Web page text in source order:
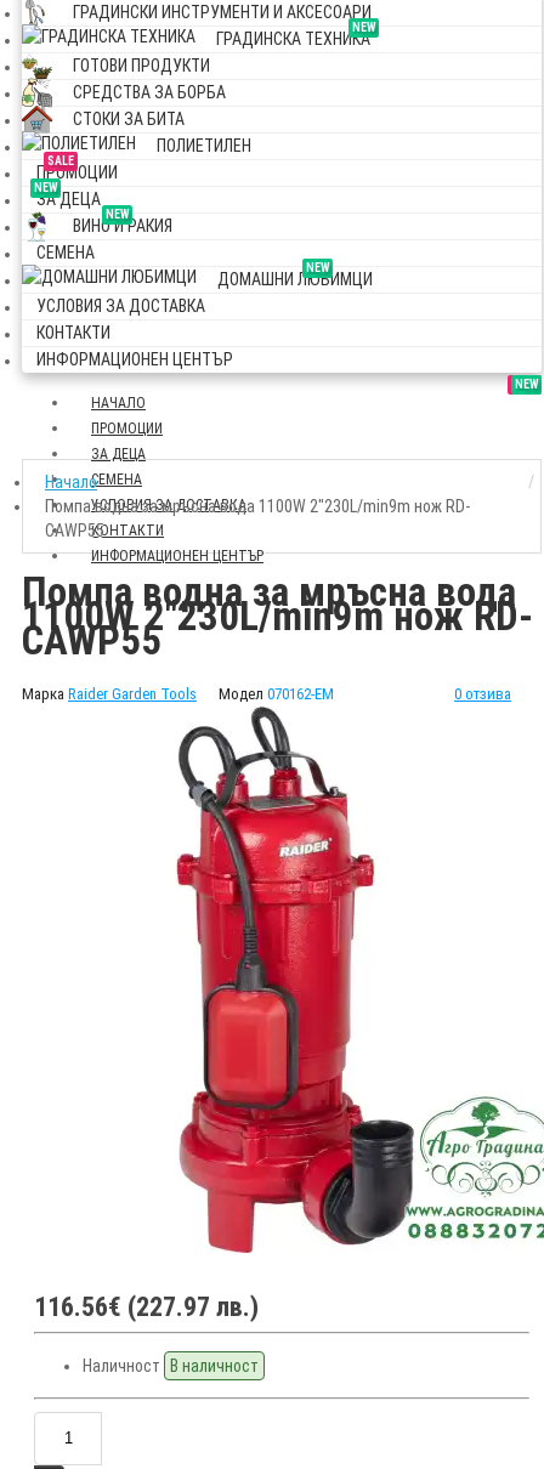
ГРАДИНСКИ ИНСТРУМЕНТИ И АКСЕСОАРИ
NEW
ГРАДИНСКА ТЕХНИКА
ГОТОВИ ПРОДУКТИ
СРЕДСТВА ЗА БОРБА
СТОКИ ЗА БИТА
ПОЛИЕТИЛЕН
SALE
ПРОМОЦИИ
NEW
ЗА ДЕЦА
NEW
ВИНО И РАКИЯ
СЕМЕНА
NEW
ДОМАШНИ ЛЮБИМЦИ
УСЛОВИЯ ЗА ДОСТАВКА
КОНТАКТИ
ИНФОРМАЦИОНЕН ЦЕНТЪР
НАЧАЛО
SALE
ПРОМОЦИИ
NEW
ЗА ДЕЦА
СЕМЕНА
УСЛОВИЯ ЗА ДОСТАВКА
КОНТАКТИ
ИНФОРМАЦИОНЕН ЦЕНТЪР
Начало
Помпа водна за мръсна вода 1100W 2"230L/min9m нож RD-
CAWP55
Помпа водна за мръсна вода
1100W 2"230L/min9m нож RD-
CAWP55
Марка Raider Garden Tools Модел 070162-EM 0 отзива
116.56€ (227.97 лв.)
Наличност В наличност